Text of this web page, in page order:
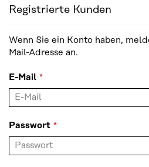
Registrierte Kunden
Wenn Sie ein Konto haben,
Mail-Adresse an.
E-Mail
Passwort